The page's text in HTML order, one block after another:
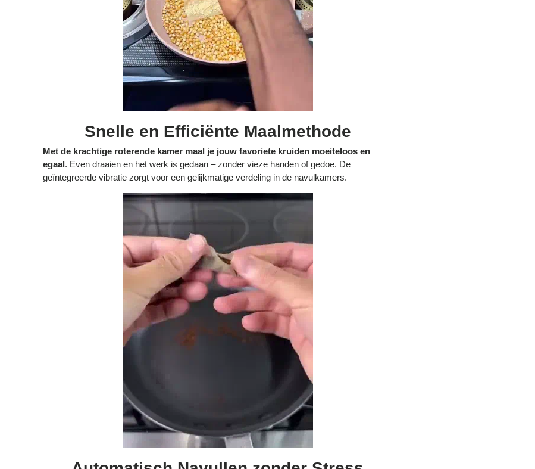
Snelle en Efficiënte Maalmethode
Met de krachtige roterende kamer maal je jouw favoriete kruiden moeiteloos en
egaal. Even draaien en het werk is gedaan – zonder vieze handen of gedoe. De
geïntegreerde vibratie zorgt voor een gelijkmatige verdeling in de navulkamers.